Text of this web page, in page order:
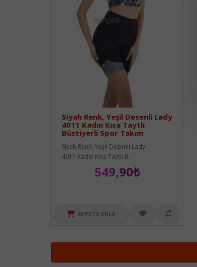
Siyah Renk, Yeşil Desenli Lady
4011 Kadın Kısa Taytlı
Büstiyerli Spor Takım
Siyah Renk, Yeşil Desenli Lady
4011 Kadın Kısa Taytlı B..
549,90₺
SEPETE EKLE